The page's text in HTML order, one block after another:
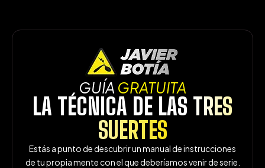
GUÍA GRATUITA
LA TÉCNICA DE LAS TRES
SUERTES
Estás a punto de descubrir un manual de instrucciones
de tu propia mente con el que deberíamos venir de serie.